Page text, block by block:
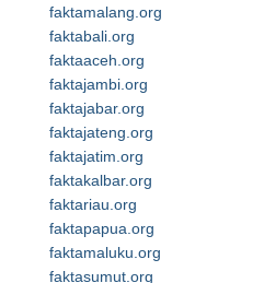
faktamalang.org
faktabali.org
faktaaceh.org
faktajambi.org
faktajabar.org
faktajateng.org
faktajatim.org
faktakalbar.org
faktariau.org
faktapapua.org
faktamaluku.org
faktasumut.org